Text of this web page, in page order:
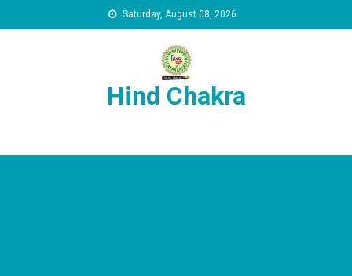
Saturday, August 08, 2026
Hind Chakra